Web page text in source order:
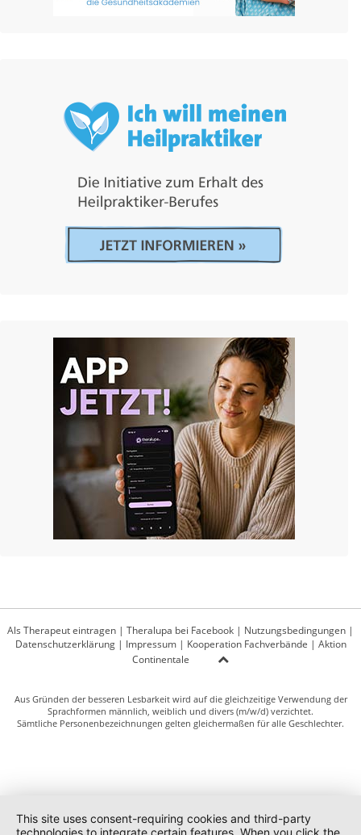
Als Therapeut eintragen | Theralupa bei Facebook | Nutzungsbedingungen |
Datenschutzerklärung| Impressum| Kooperation Fachverbände | Aktion
Continentale
Aus Gründen der besseren Lesbarkeit wird auf die gleichzeitige Verwendung der
Sprachformen männlich, weiblich und divers (m/w/d) verzichtet.
Sämtliche Personenbezeichnungen gelten gleichermaßen für alle Geschlechter.
This site uses consent-requiring cookies and third-party
technologies to integrate certain features. When you click the